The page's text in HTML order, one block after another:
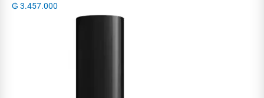
₲ 3.457.000